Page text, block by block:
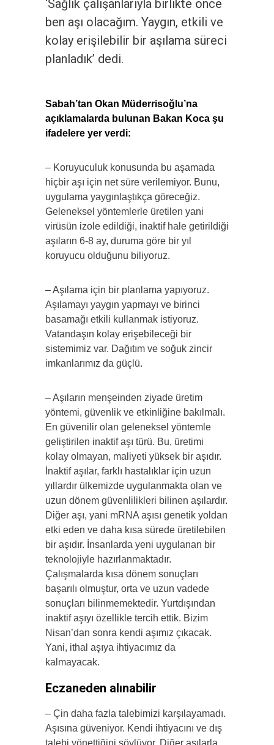
‘Sağlık çalışanlarıyla birlikte önce
ben aşı olacağım. Yaygın, etkili ve
kolay erişilebilir bir aşılama süreci
planladık’ dedi.
Sabah’tan Okan Müderrisoğlu’na
açıklamalarda bulunan Bakan Koca şu
ifadelere yer verdi:
– Koruyuculuk konusunda bu aşamada
hiçbir aşı için net süre verilemiyor. Bunu,
uygulama yaygınlaştıkça göreceğiz.
Geleneksel yöntemlerle üretilen yani
virüsün izole edildiği, inaktif hale getirildiği
aşıların 6-8 ay, duruma göre bir yıl
koruyucu olduğunu biliyoruz.
– Aşılama için bir planlama yapıyoruz.
Aşılamayı yaygın yapmayı ve birinci
basamağı etkili kullanmak istiyoruz.
Vatandaşın kolay erişebileceği bir
sistemimiz var. Dağıtım ve soğuk zincir
imkanlarımız da güçlü.
– Aşıların menşeinden ziyade üretim
yöntemi, güvenlik ve etkinliğine bakılmalı.
En güvenilir olan geleneksel yöntemle
geliştirilen inaktif aşı türü. Bu, üretimi
kolay olmayan, maliyeti yüksek bir aşıdır.
İnaktif aşılar, farklı hastalıklar için uzun
yıllardır ülkemizde uygulanmakta olan ve
uzun dönem güvenlilikleri bilinen aşılardır.
Diğer aşı, yani mRNA aşısı genetik yoldan
etki eden ve daha kısa sürede üretilebilen
bir aşıdır. İnsanlarda yeni uygulanan bir
teknolojiyle hazırlanmaktadır.
Çalışmalarda kısa dönem sonuçları
başarılı olmuştur, orta ve uzun vadede
sonuçları bilinmemektedir. Yurtdışından
inaktif aşıyı özellikle tercih ettik. Bizim
Nisan’dan sonra kendi aşımız çıkacak.
Yani, ithal aşıya ihtiyacımız da
kalmayacak.
Eczaneden alınabilir
– Çin daha fazla talebimizi karşılayamadı.
Aşısına güveniyor. Kendi ihtiyacını ve dış